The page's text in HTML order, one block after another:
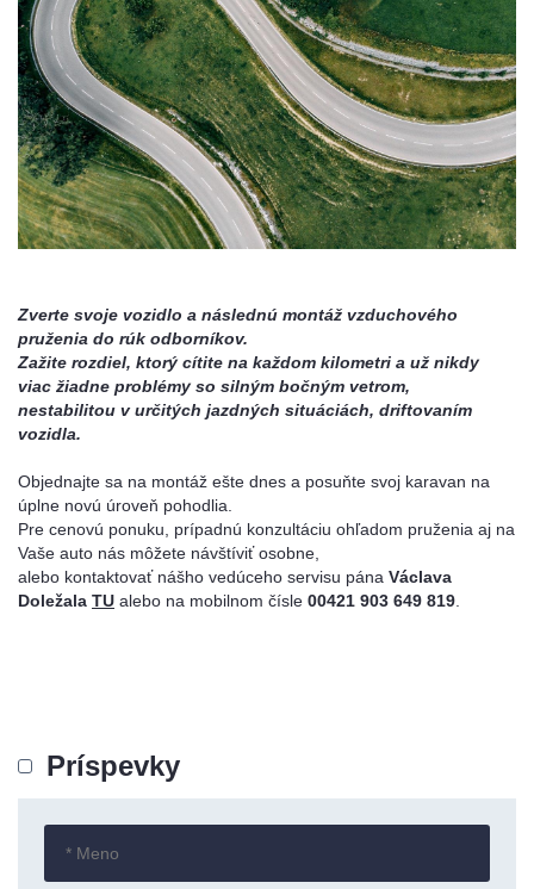
Zverte svoje vozidlo a následnú montáž vzduchového
pruženia do rúk odborníkov.
Zažite rozdiel, ktorý cítite na každom kilometri a už nikdy
viac žiadne problémy so silným bočným vetrom,
nestabilitou v určitých jazdných situáciách, driftovaním
vozidla.
Objednajte sa na montáž ešte dnes a posuňte svoj karavan na
úplne novú úroveň pohodlia.
Pre cenovú ponuku, prípadnú konzultáciu ohľadom pruženia aj na
Vaše auto nás môžete návštíviť osobne,
alebo kontaktovať nášho vedúceho servisu pána Václava
Doležala TU alebo na mobilnom čísle 00421 903 649 819
Príspevky